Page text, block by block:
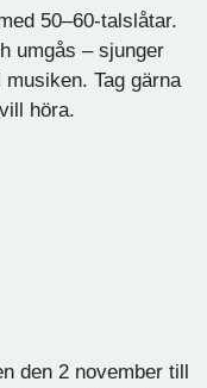
50–60-talslåtar.
umgås – sjunger
Tag gärna
höra.
den 2 november till